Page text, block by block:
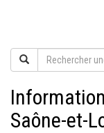
Saône-et-